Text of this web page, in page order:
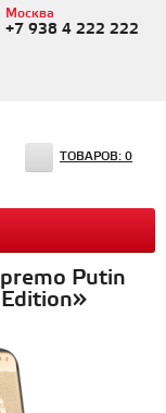
Москва
+7 938 4 222 222
ТОВАРОВ: 0
Putin